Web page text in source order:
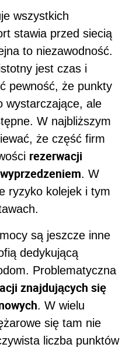
wszystkich
stawia przed siecią
to niezawodność.
jest czas i
pewność, że punkty
wystarczające, ale
W najbliższym
że część firm
rezerwacji
. W
ryzyko kolejek i tym
są jeszcze inne
dedykującą
Problematyczna
znajdujących się
. W wielu
się tam nie
liczba punktów